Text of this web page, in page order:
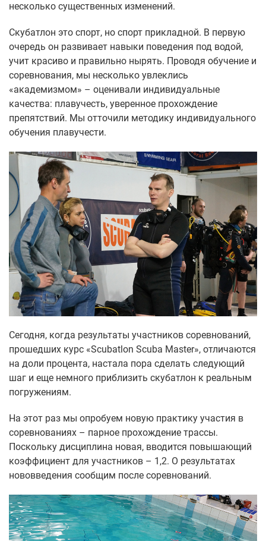
несколько существенных изменений.
Скубатлон это спорт, но спорт прикладной. В первую
очередь он развивает навыки поведения под водой,
учит красиво и правильно нырять. Проводя обучение и
соревнования, мы несколько увлеклись
«академизмом» – оценивали индивидуальные
качества: плавучесть, уверенное прохождение
препятствий. Мы отточили методику индивидуального
обучения плавучести.
Сегодня, когда результаты участников соревнований,
прошедших курс «Scubatlon Scuba Master», отличаются
на доли процента, настала пора сделать следующий
шаг и еще немного приблизить скубатлон к реальным
погружениям.
На этот раз мы опробуем новую практику участия в
соревнованиях – парное прохождение трассы.
Поскольку дисциплина новая, вводится повышающий
коэффициент для участников – 1,2. О результатах
нововведения сообщим после соревнований.